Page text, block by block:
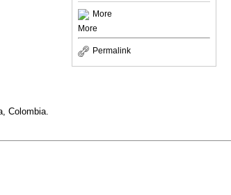
More
More
Permalink
Colombia.